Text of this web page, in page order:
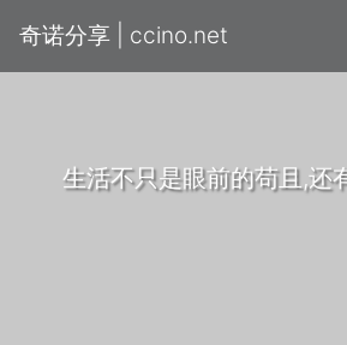
奇诺分享 | ccino.net
生活不只是眼前的苟且,还